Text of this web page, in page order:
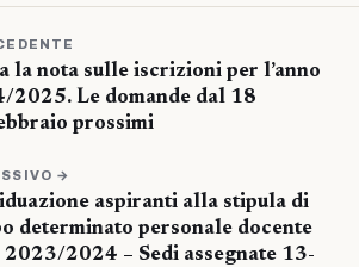
la nota sulle iscrizioni per l’anno
2025. Le domande dal 18
prossimi
→
aspiranti alla stipula di
determinato personale docente
2023/2024 – Sedi assegnate 13-